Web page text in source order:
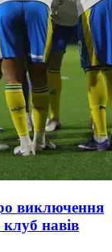
виключення
навів